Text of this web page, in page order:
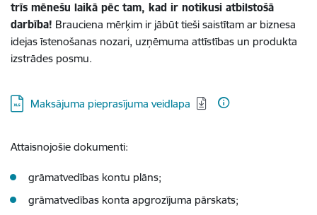
trīs mēnešu laikā pēc tam, kad ir notikusi atbilstošā
darbība! Brauciena mērķim ir jābūt tieši saistītam ar biznesa
idejas īstenošanas nozari, uzņēmuma attīstības un produkta
izstrādes posmu.
Lejupielādēt:
Maksājuma pieprasījuma veidlapa
Attaisnojošie dokumenti:
grāmatvedības kontu plāns;
grāmatvedības konta apgrozījuma pārskats;